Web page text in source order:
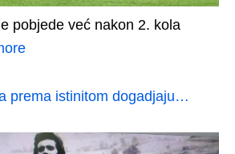
pobjede već nakon 2. kola
prema istinitom dogadjaju…